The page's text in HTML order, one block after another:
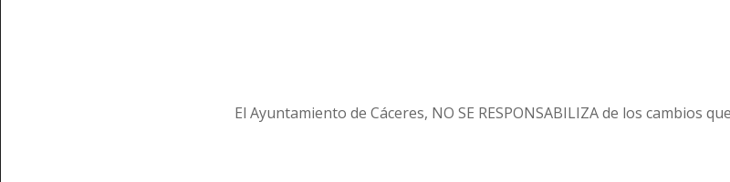
El Ayuntamiento de Cáceres, NO SE RESPONSABILIZA de los cambios